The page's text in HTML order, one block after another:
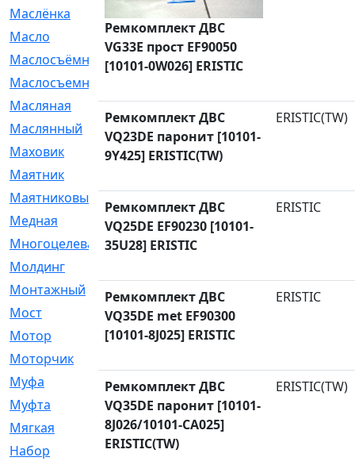
Маслёнка
[4]
Масло
[66]
Маслосъёмные
[480]
Маслосъемные
Масляная
[1]
Маслянный
[54]
Маховик
[6]
Маятник
Маятниковый
Медная
[2]
Многоцелевая
[1]
Молдинг
Монтажный
[1]
Мост
[10]
Мотор
[212]
Моторчик
Муфа
[1]
Муфта
[9]
Мягкая
[3]
Набор
[6]
Ремкомплект ДВС
VG33E прост EF90050
[10101-0W026] ERISTIC
Ремкомплект ДВС
VQ23DE паронит [10101-
9Y425] ERISTIC(TW)
ERISTIC(TW)
Ремкомплект ДВС
VQ25DE EF90230 [10101-
35U28] ERISTIC
ERISTIC
Ремкомплект ДВС
VQ35DE met EF90300
[10101-8J025] ERISTIC
ERISTIC
Ремкомплект ДВС
VQ35DE паронит [10101-
8J026/10101-CA025]
ERISTIC(TW)
ERISTIC(TW)